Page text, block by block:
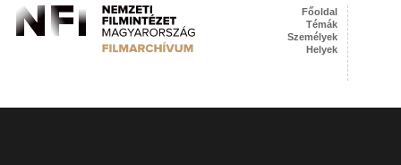
Főoldal
Témák
Személyek
Helyek